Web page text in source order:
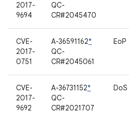
2017-
9694
QC-
CR#2045470
CVE-
2017-
0751
A-36591162*
QC-
CR#2045061
EoP
CVE-
2017-
9692
A-36731152*
QC-
CR#2021707
DoS